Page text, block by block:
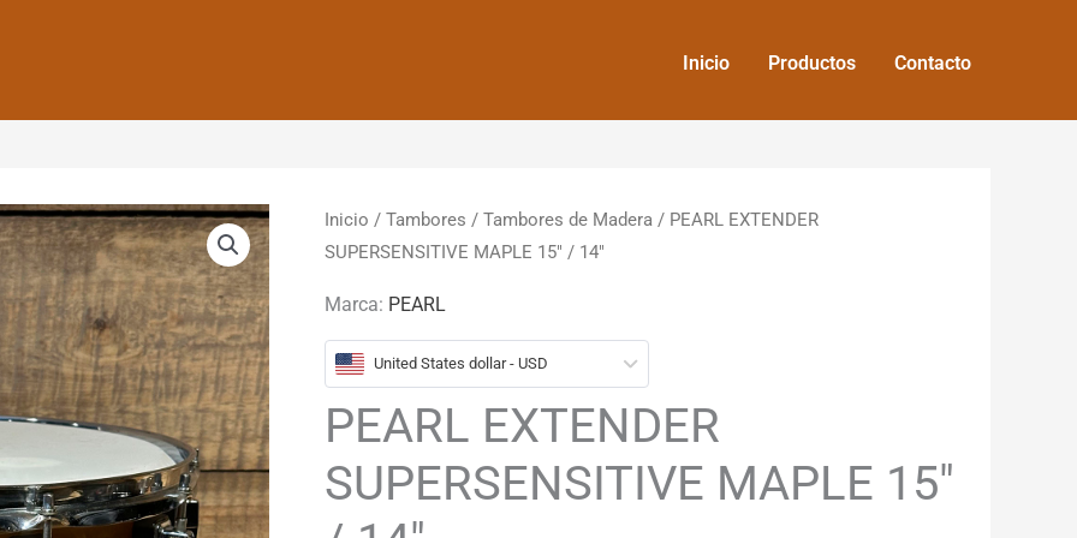
Inicio Productos Contacto
Inicio / Tambores / Tambores de Madera/ PEARL EXTENDER
SUPERSENSITIVE MAPLE 15″ / 14″
Marca: PEARL
United States dollar - USD
PEARL EXTENDER
SUPERSENSITIVE MAPLE 15″